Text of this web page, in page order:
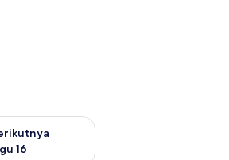
16
akhir pekan berikutnya Agu 14 -